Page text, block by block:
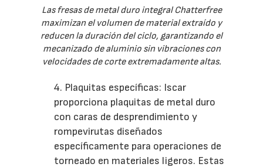
Las fresas de metal duro integral Chatterfree
maximizan el volumen de material extraído y
reducen la duración del ciclo, garantizando el
mecanizado de aluminio sin vibraciones con
velocidades de corte extremadamente altas.
4. Plaquitas específicas: Iscar
proporciona plaquitas de metal duro
con caras de desprendimiento y
rompevirutas diseñados
específicamente para operaciones de
torneado en materiales ligeros. Estas